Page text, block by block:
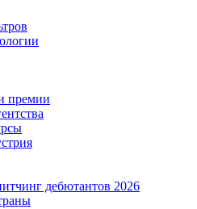
премии
дебютантов 2026